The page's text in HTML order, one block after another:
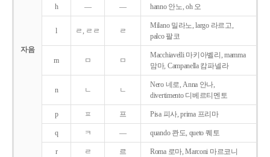
자음
h ― ― hanno 안노, oh 오
l ㄹ, ㄹㄹ ㄹ
Milano 밀라노, largo 라르고,
palco 팔코
m ㅁ ㅁ
Macchiavelli 마키아벨리, mamma
맘마, Campanella 캄파넬라
n ㄴ ㄴ
Nero 네로, Anna 안나,
divertimento 디베르티멘토
p ㅍ 프 Pisa 피사, prima 프리마
q ㅋ ― quando 콴도, queto 퀘토
r ㄹ 르 Roma 로마, Marconi 마르코니